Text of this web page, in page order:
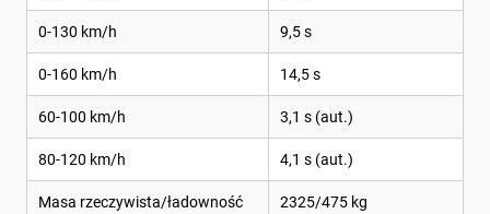
0-130 km/h 9,5 s
0-160 km/h 14,5 s
60-100 km/h 3,1 s (aut.)
80-120 km/h 4,1 s (aut.)
Masa rzeczywista/ładowność 2325/475 kg